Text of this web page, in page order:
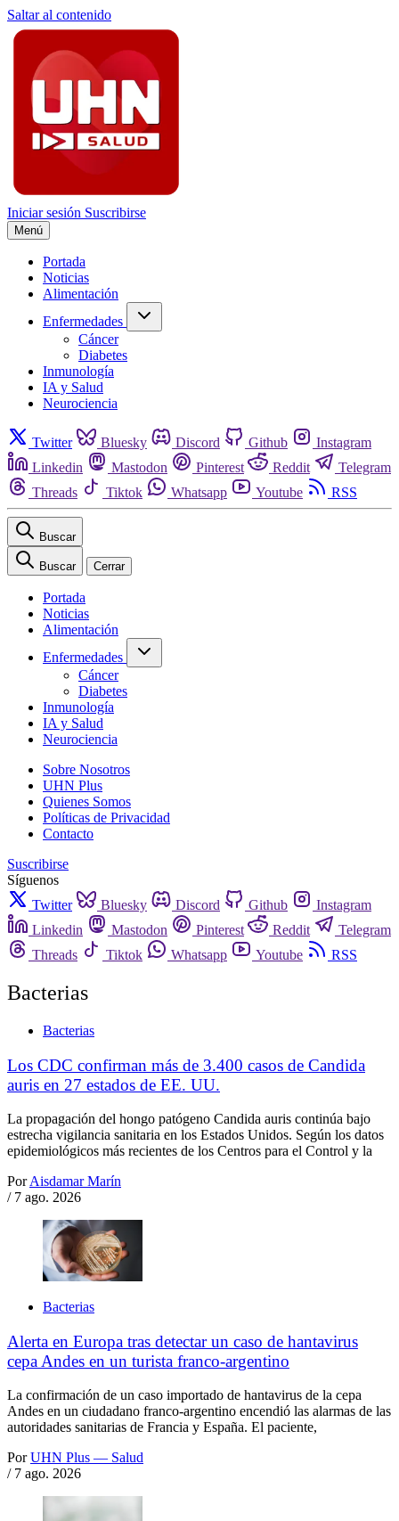
Saltar al contenido
Iniciar sesión Suscribirse
Menú
Portada
Noticias
Alimentación
Enfermedades
Cáncer
Diabetes
Inmunología
IA y Salud
Neurociencia
Twitter Bluesky Discord Github
Instagram
Linkedin
Mastodon Pinterest Reddit
Telegram
Threads
Tiktok Whatsapp Youtube RSS
Buscar
Buscar Cerrar
Portada
Noticias
Alimentación
Enfermedades
Cáncer
Diabetes
Inmunología
IA y Salud
Neurociencia
Sobre Nosotros
UHN Plus
Quienes Somos
Políticas de Privacidad
Contacto
Suscribirse
Síguenos
Twitter
Bluesky Discord Github
Instagram
Linkedin
Mastodon Pinterest Reddit
Telegram
Threads
Tiktok Whatsapp Youtube RSS
Bacterias
Bacterias
Los CDC confirman más de 3.400 casos de Candida
auris en 27 estados de EE. UU.
La propagación del hongo patógeno Candida auris continúa bajo
estrecha vigilancia sanitaria en los Estados Unidos. Según los datos
epidemiológicos más recientes de los Centros para el Control y la
Por Aisdamar Marín
/ 7 ago. 2026
Bacterias
Alerta en Europa tras detectar un caso de hantavirus
cepa Andes en un turista franco-argentino
La confirmación de un caso importado de hantavirus de la cepa
Andes en un ciudadano franco-argentino encendió las alarmas de las
autoridades sanitarias de Francia y España. El paciente,
Por UHN Plus — Salud
/ 7 ago. 2026